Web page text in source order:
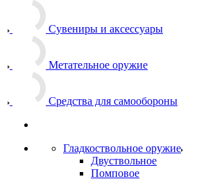
Сувениры и аксессуары
Метательное оружие
Средства для самообороны
Гладкоствольное оружие
Двуствольное
Помповое